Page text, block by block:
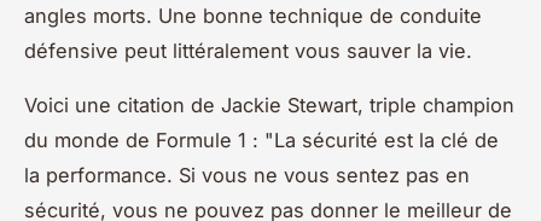
angles morts. Une bonne technique de conduite
défensive peut littéralement vous sauver la vie.
Voici une citation de Jackie Stewart, triple champion
du monde de Formule 1 : "La sécurité est la clé de
la performance. Si vous ne vous sentez pas en
sécurité, vous ne pouvez pas donner le meilleur de